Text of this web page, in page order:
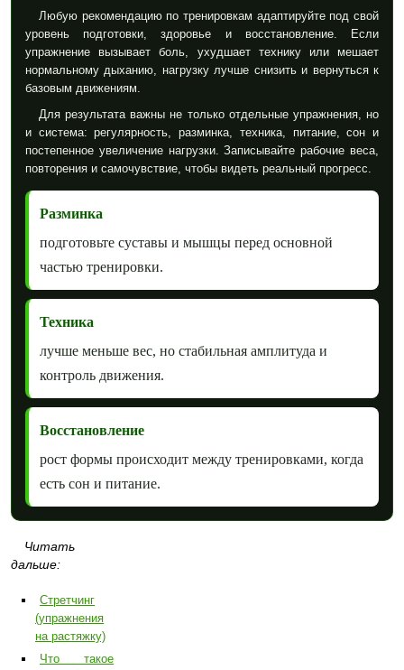
Любую рекомендацию по тренировкам адаптируйте под свой
уровень подготовки, здоровье и восстановление. Если
упражнение вызывает боль, ухудшает технику или мешает
нормальному дыханию, нагрузку лучше снизить и вернуться к
базовым движениям.
Для результата важны не только отдельные упражнения, но
и система: регулярность, разминка, техника, питание, сон и
постепенное увеличение нагрузки. Записывайте рабочие веса,
повторения и самочувствие, чтобы видеть реальный прогресс.
Разминка
подготовьте суставы и мышцы перед основной
частью тренировки.
Техника
лучше меньше вес, но стабильная амплитуда и
контроль движения.
Восстановление
рост формы происходит между тренировками, когда
есть сон и питание.
Читать
дальше:
Стретчинг
(упражнения
на растяжку)
Что такое